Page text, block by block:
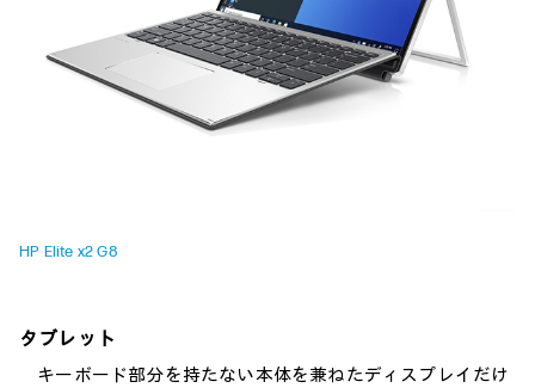
HP Elite x2 G8
タブレット
キーボード部分を持たない本体を兼ねたディスプレイだけ